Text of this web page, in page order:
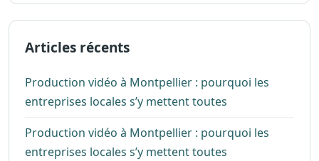
Articles récents
Production vidéo à Montpellier : pourquoi les
entreprises locales s’y mettent toutes
Production vidéo à Montpellier : pourquoi les
entreprises locales s’y mettent toutes